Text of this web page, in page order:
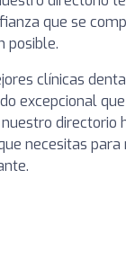
que se
posible.
clínicas
excepcional
directorio
necesitas